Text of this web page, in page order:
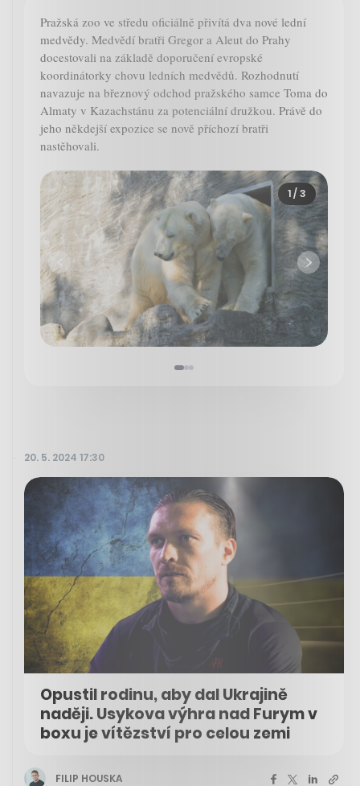
Pražská zoo ve středu oficiálně přivítá dva nové lední
medvědy. Medvědí bratři Gregor a Aleut do Prahy
docestovali na základě doporučení evropské
koordinátorky chovu ledních medvědů. Rozhodnutí
navazuje na březnový odchod pražského samce Toma do
Almaty v Kazachstánu za potenciální družkou. Právě do
jeho někdejší expozice se nově příchozí bratři
nastěhovali.
1/ 3
20. 5. 2024 17:30
Opustil rodinu, aby dal Ukrajině
naději. Usykova výhra nad Furym v
boxu je vítězství pro celou zemi
FILIP HOUSKA